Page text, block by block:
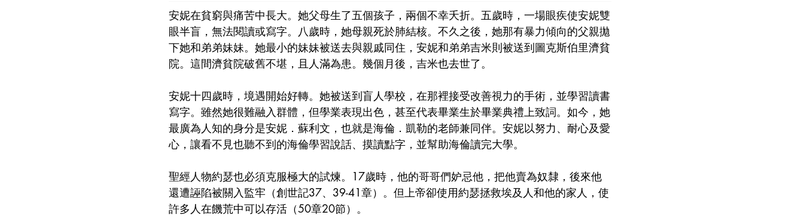
安妮在貧窮與痛苦中長大。她父母生了五個孩子，兩個不幸夭折。五歲時，一場眼疾使安妮雙
眼半盲，無法閱讀或寫字。八歲時，她母親死於肺結核。不久之後，她那有暴力傾向的父親拋
下她和弟弟妹妹。她最小的妹妹被送去與親戚同住，安妮和弟弟吉米則被送到圖克斯伯里濟貧
院。這間濟貧院破舊不堪，且人滿為患。幾個月後，吉米也去世了。
安妮十四歲時，境遇開始好轉。她被送到盲人學校，在那裡接受改善視力的手術，並學習讀書
寫字。雖然她很難融入群體，但學業表現出色，甚至代表畢業生於畢業典禮上致詞。如今，她
最廣為人知的身分是安妮．蘇利文，也就是海倫．凱勒的老師兼同伴。安妮以努力、耐心及愛
心，讓看不見也聽不到的海倫學習說話、摸讀點字，並幫助海倫讀完大學。
聖經人物約瑟也必須克服極大的試煉。17歲時，他的哥哥們妒忌他，把他賣為奴隸，後來他
還遭誣陷被關入監牢（創世記37、39-41章）。但上帝卻使用約瑟拯救埃及人和他的家人，使
許多人在饑荒中可以存活（50章20節）。